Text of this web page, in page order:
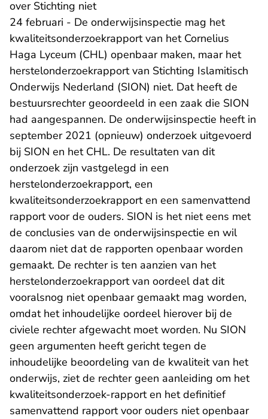
over Stichting niet
24 februari - De onderwijsinspectie mag het
kwaliteitsonderzoekrapport van het Cornelius
Haga Lyceum (CHL) openbaar maken, maar het
herstelonderzoekrapport van Stichting Islamitisch
Onderwijs Nederland (SION) niet. Dat heeft de
bestuursrechter geoordeeld in een zaak die SION
had aangespannen. De onderwijsinspectie heeft in
september 2021 (opnieuw) onderzoek uitgevoerd
bij SION en het CHL. De resultaten van dit
onderzoek zijn vastgelegd in een
herstelonderzoekrapport, een
kwaliteitsonderzoekrapport en een samenvattend
rapport voor de ouders. SION is het niet eens met
de conclusies van de onderwijsinspectie en wil
daarom niet dat de rapporten openbaar worden
gemaakt. De rechter is ten aanzien van het
herstelonderzoekrapport van oordeel dat dit
vooralsnog niet openbaar gemaakt mag worden,
omdat het inhoudelijke oordeel hierover bij de
civiele rechter afgewacht moet worden. Nu SION
geen argumenten heeft gericht tegen de
inhoudelijke beoordeling van de kwaliteit van het
onderwijs, ziet de rechter geen aanleiding om het
kwaliteitsonderzoek-rapport en het definitief
samenvattend rapport voor ouders niet openbaar